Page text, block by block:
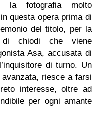
la fotografia molto
questa opera prima di
del titolo, per la
di chiodi che viene
Asa, accusata di
di turno. Un
riesce a farsi
interesse, oltre ad
per ogni amante